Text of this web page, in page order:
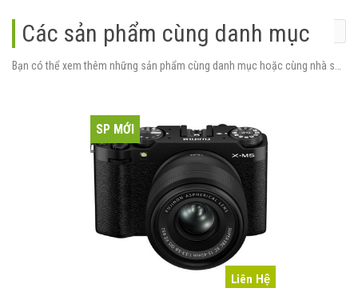
Các sản phẩm cùng danh mục
Liên Hệ
SP MỚI